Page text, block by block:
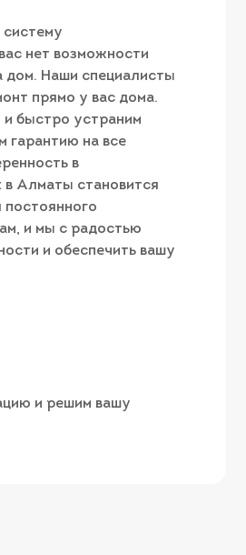
нет возможности
дом. Наши специалисты
прямо у вас дома.
и быстро устраним
гарантию на все
в
Алматы становится
и мы с радостью
и обеспечить вашу
и решим вашу